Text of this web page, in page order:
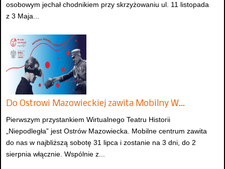
osobowym jechał chodnikiem przy skrzyżowaniu ul. 11 listopada
z 3 Maja...
Do Ostrowi Mazowieckiej zawita Mobilny W…
Pierwszym przystankiem Wirtualnego Teatru Historii
„Niepodległa” jest Ostrów Mazowiecka. Mobilne centrum zawita
do nas w najbliższą sobotę 31 lipca i zostanie na 3 dni, do 2
sierpnia włącznie. Wspólnie z...